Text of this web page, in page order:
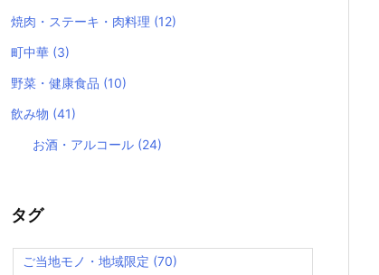
焼肉・ステーキ・肉料理 (12)
町中華 (3)
野菜・健康食品 (10)
飲み物 (41)
お酒・アルコール (24)
タグ
ご当地モノ・地域限定 (70)